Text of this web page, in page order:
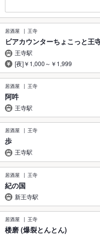
居酒屋 王寺
ビアカウンターちょこっと王
王寺駅
[夜]￥1,000～￥1,999
居酒屋 王寺
阿吽
王寺駅
居酒屋 王寺
歩
王寺駅
居酒屋 王寺
紀の国
新王寺駅
居酒屋 王寺
楼磨 (爆裂とんとん)